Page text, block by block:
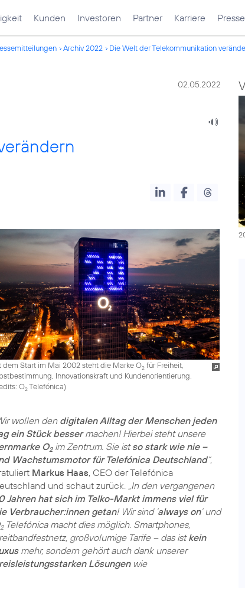
Kunden Investoren Partner Karriere Presse
Archiv 2022 Die Welt der Telekommunikation
02.05.2022
dem Start im Mai 2002 steht die Marke O2für Freiheit,
Innovationskraft und Kundenorientierung.
O2Telefónica)
wollen dendigitalen Alltag der Menschen jeden
ein Stück bessermachen! Hierbei steht unsere
O2im Zentrum. Sie istso stark wie nie –
Wachstumsmotor für Telefónica Deutschland“,
Markus Haas, CEO der Telefónica
und schaut zurück.
„In den vergangenen
Jahren hat sich im Telko-Markt immens viel für
Verbraucher:innen getan! Wir sind ’ always on’ und
2Telefónica macht dies möglich. Smartphones,
großvolumige Tarife – das istkein
mehr, sondern gehört auch dank unserer
Lösungenwie